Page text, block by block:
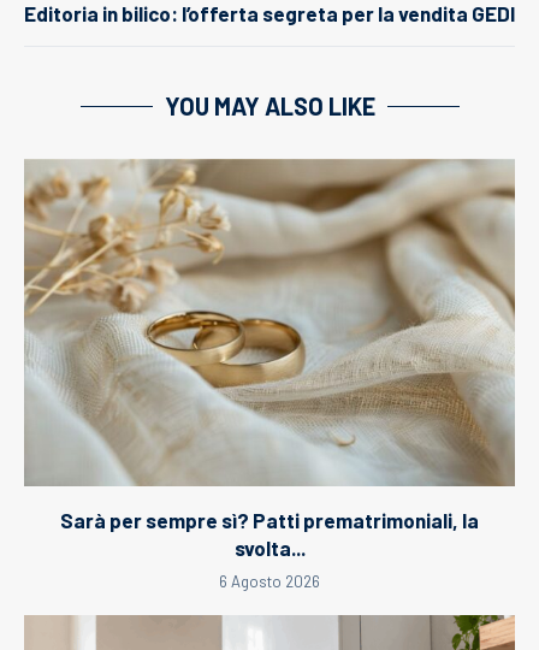
Editoria in bilico: l’offerta segreta per la vendita GEDI
YOU MAY ALSO LIKE
Sarà per sempre sì? Patti prematrimoniali, la
svolta...
6 Agosto 2026